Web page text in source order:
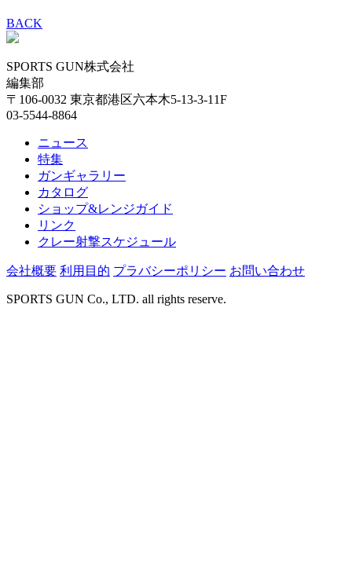
BACK
SPORTS GUN株式会社
編集部
〒106-0032 東京都港区六本木5-13-3-11F
03-5544-8864
ニュース
特集
ガンギャラリー
カタログ
ショップ&レンジガイド
リンク
クレー射撃スケジュール
会社概要 利用目的 プラバシーポリシー お問い合わせ
SPORTS GUN Co., LTD. all rights reserve.